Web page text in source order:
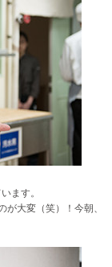
ます。
が大変（笑）！今朝、